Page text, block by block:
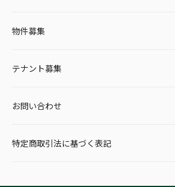
物件募集
テナント募集
お問い合わせ
特定商取引法に基づく表記